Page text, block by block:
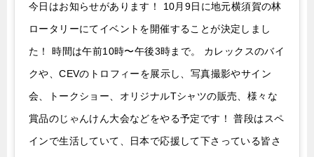
今日はお知らせがあります！ 10月9日に地元横須賀の林
ロータリーにてイベントを開催することが決定しまし
た！ 時間は午前10時〜午後3時まで。 カレックスのバイ
クや、CEVのトロフィーを展示し、写真撮影やサイン
会、トークショー、オリジナルTシャツの販売、様々な
賞品のじゃんけん大会などをやる予定です！ 普段はスペ
インで生活していて、日本で応援して下さっている皆さ